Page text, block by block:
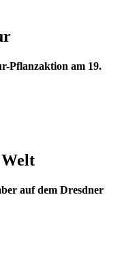
Pflanzaktion am 19.
auf dem Dresdner